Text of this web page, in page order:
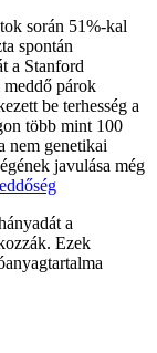
során 51%-kal
spontán
a Stanford
párok
be terhesség a
több mint 100
nem genetikai
javulása még
a
Ezek